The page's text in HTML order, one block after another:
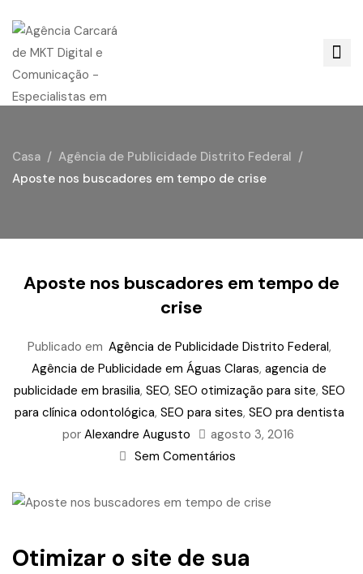
Casa
Agência de Publicidade Distrito Federal
Aposte nos buscadores em tempo de crise
Aposte nos buscadores em tempo de
crise
Publicado em Agência de Publicidade Distrito Federal,
Agência de Publicidade em Águas Claras, agencia de
publicidade em brasilia, SEO, SEO otimização para site, SEO
para clínica odontológica, SEO para sites, SEO pra dentista
por Alexandre Augusto
agosto 3, 2016
Sem Comentários
Otimizar o site de sua